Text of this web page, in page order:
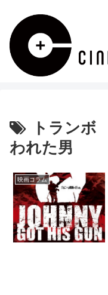
トラン
われた男
映画コラム